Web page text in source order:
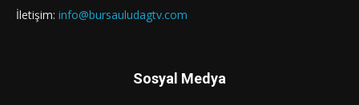
İletişim: info@bursauludagtv.com
Sosyal Medya